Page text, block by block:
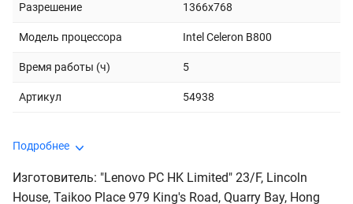
Разрешение 1366x768
Модель процессора Intel Celeron B800
Время работы (ч) 5
Артикул 54938
Подробнее
Изготовитель: "Lenovo PC HK Limited" 23/F, Lincoln
House, Taikoo Place 979 King's Road, Quarry Bay, Hong